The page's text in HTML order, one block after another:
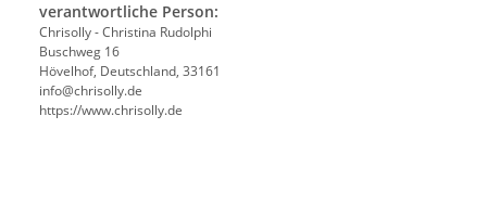
verantwortliche Person:
Chrisolly - Christina Rudolphi
Buschweg 16
Hövelhof, Deutschland, 33161
info@chrisolly.de
https://www.chrisolly.de